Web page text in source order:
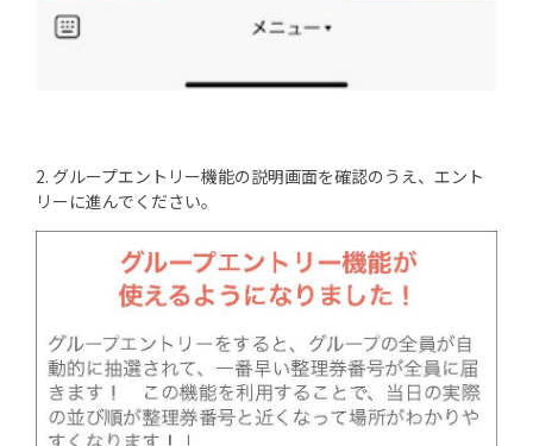
2. グループエントリー機能の説明画面を確認のうえ、エント
リーに進んでください。